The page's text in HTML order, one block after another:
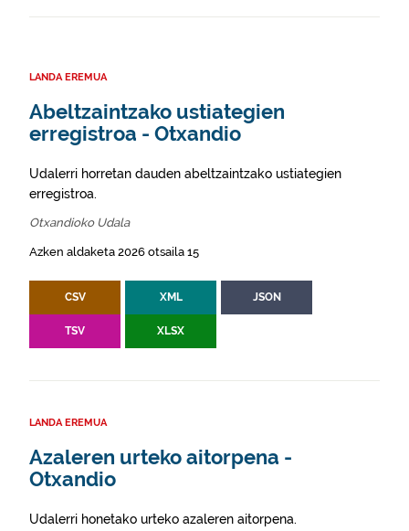
LANDA EREMUA
Abeltzaintzako ustiategien
erregistroa - Otxandio
Udalerri horretan dauden abeltzaintzako ustiategien
erregistroa.
Otxandioko Udala
Azken aldaketa 2026 otsaila 15
CSV XML JSON
TSV XLSX
LANDA EREMUA
Azaleren urteko aitorpena -
Otxandio
Udalerri honetako urteko azaleren aitorpena.